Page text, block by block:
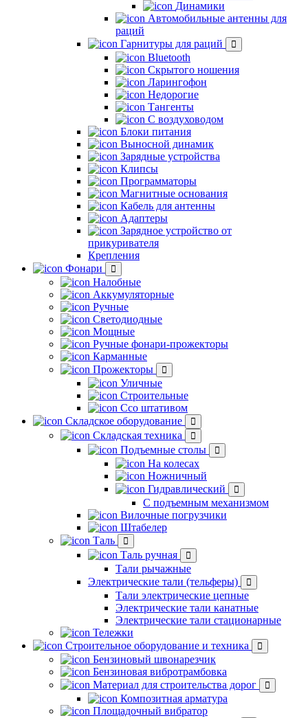
Динамики
Автомобильные антенны для
раций
Гарнитуры для раций
Bluetooth
Скрытого ношения
Ларингофон
Недорогие
Тангенты
С воздуховодом
Блоки питания
Выносной динамик
Зарядные устройства
Клипсы
Программаторы
Магнитные основания
Кабель для антенны
Адаптеры
Зарядное устройство от
прикуривателя
Крепления
Фонари
Налобные
Аккумуляторные
Ручные
Светодиодные
Мощные
Ручные фонари-прожекторы
Карманные
Прожекторы
Уличные
Строительные
Ссо штативом
Складское оборудование
Складская техника
Подъемные столы
На колесах
Ножничный
Гидравлический
С подъемным механизмом
Вилочные погрузчики
Штабелер
Таль
Таль ручная
Тали рычажные
Электрические тали (тельферы)
Тали электрические цепные
Электрические тали канатные
Электрические тали стационарные
Тележки
Строительное оборудование и техника
Бензиновый швонарезчик
Бензиновая вибротрамбовка
Материал для строительства дорог
Композитная арматура
Площадочный вибратор